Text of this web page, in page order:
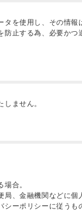
を使用し、その情
止する為、必要か
ません。
合。
、金融機関などに
ーポリシーに従うも